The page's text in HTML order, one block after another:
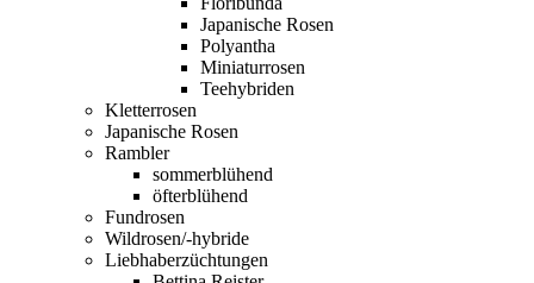
Japanische Rosen
Polyantha
Miniaturrosen
Teehybriden
Kletterrosen
Japanische Rosen
Rambler
sommerblühend
öfterblühend
Fundrosen
Wildrosen/-hybride
Liebhaberzüchtungen